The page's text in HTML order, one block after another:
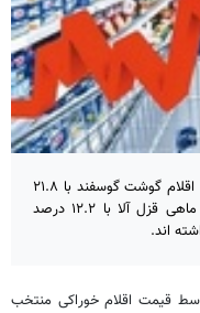
در گروه گوشت قرمز، سفید و فرآورده‌های آن، اقلام گوشت گوسفند با ۲۱.۸
درصد، گوشت گاو یا گوساله با ١٣.٢ درصد، ماهی قزل آلا با ١٢.٢ درصد
اند.
متوسط قیمت اقلام خوراکی منتخب